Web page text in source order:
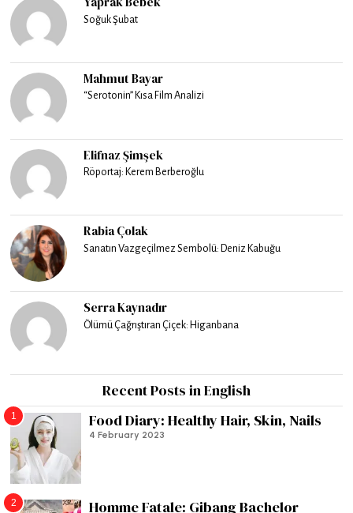
Soğuk Şubat
Mahmut Bayar
“Serotonin” Kısa Film Analizi
Elifnaz Şimşek
Röportaj: Kerem Berberoğlu
Rabia Çolak
Sanatın Vazgeçilmez Sembolü: Deniz Kabuğu
Serra Kaynadır
Ölümü Çağrıştıran Çiçek: Higanbana
Recent Posts in English
1 Food Diary: Healthy Hair, Skin, Nails
4 February 2023
2 Homme Fatale: Gibang Bachelor